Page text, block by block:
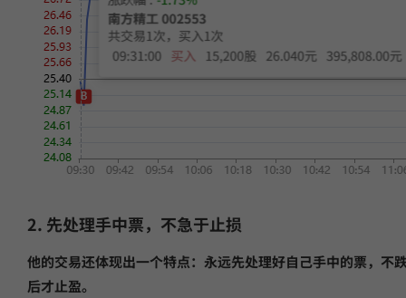
2. 先处理手中票，不急于止损
他的交易还体现出一个特点：永远先处理好自己手中的票，
后才止盈。